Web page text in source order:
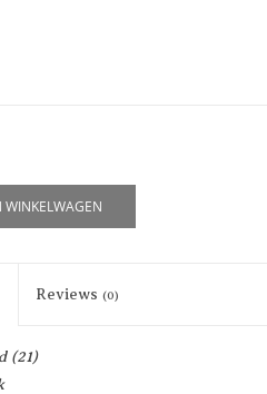
WINKELWAGEN
Reviews (0)
(21)